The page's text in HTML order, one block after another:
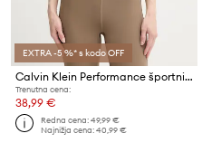
EXTRA -5 %* s kodo OFF
Calvin Klein Performance športni nedrček
Trenutna cena:
38,99 €
Redna cena:49,99 €
Najnižja cena:40,99 €